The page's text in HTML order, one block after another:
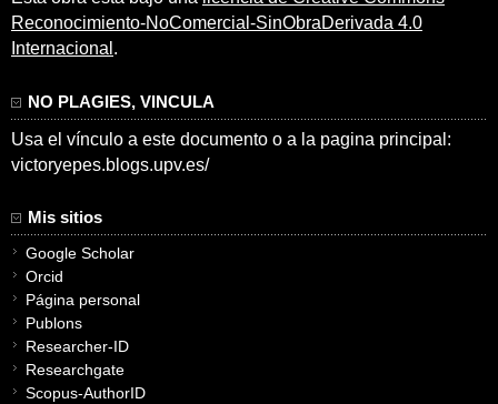
Reconocimiento-NoComercial-SinObraDerivada 4.0
Internacional .
NO PLAGIES, VINCULA
Usa el vínculo a este documento o a la pagina principal:
victoryepes.blogs.upv.es/
Mis sitios
Google Scholar
Orcid
Página personal
Publons
Researcher-ID
Researchgate
Scopus-AuthorID